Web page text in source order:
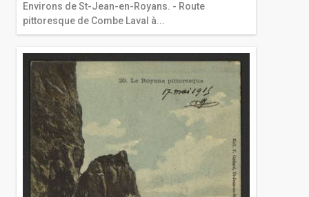
Environs de St-Jean-en-Royans. - Route
pittoresque de Combe Laval à...